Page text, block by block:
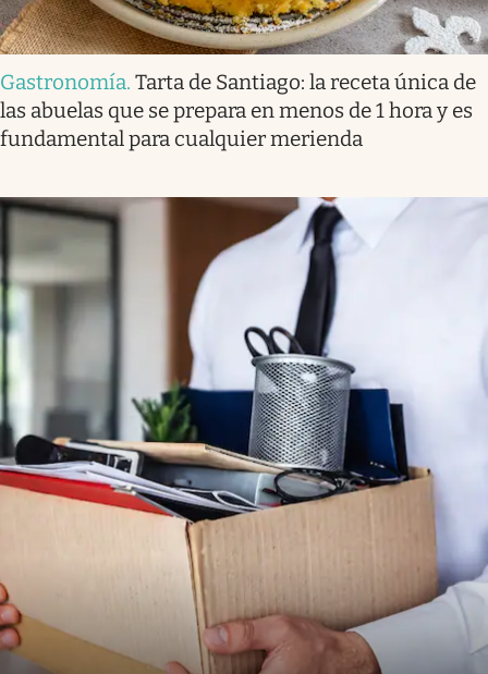
Gastronomía. Tarta de Santiago: la receta única de
las abuelas que se prepara en menos de 1 hora y es
fundamental para cualquier merienda